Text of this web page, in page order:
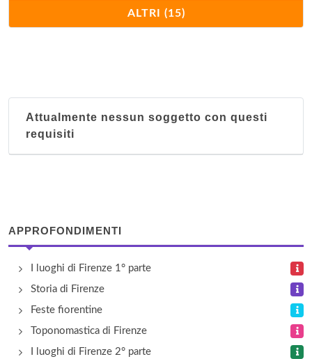
via Faenza 71, Firenze
La Residenza del Proconsolo
Monsignor della Casa
Palazzo Mannaioni
ALTRI (15)
Attualmente nessun soggetto con questi
requisiti
APPROFONDIMENTI
I luoghi di Firenze 1° parte
Storia di Firenze
Feste fiorentine
Toponomastica di Firenze
I luoghi di Firenze 2° parte